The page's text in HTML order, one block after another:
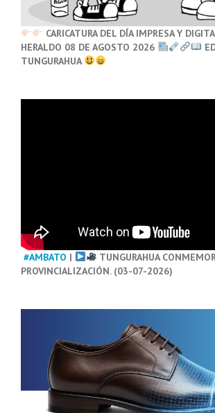
CARICATURA DEL DÍA IMPRESA Y
HERALDO 08 DE AGOSTO 2026
TUNGURAHUA
#AMBATO |
TUNGURAHUA
PROVINCIALIZACIÓN. (03-07-2026)